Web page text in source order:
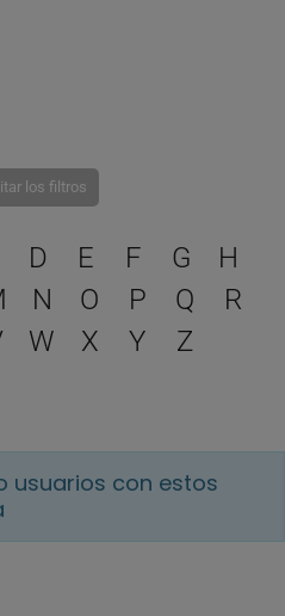
los filtros
Selecciona una letra
D E F G
H
N O P Q
R
W X Y Z
usuarios con estos